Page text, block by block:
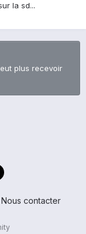
la sd...
plus recevoir
Nous contacter